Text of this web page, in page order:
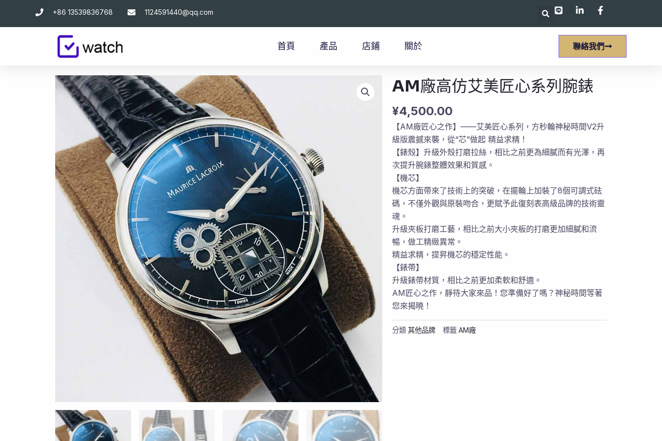
+86 13539836768 1124591440@qq.com
首頁 產品 店鋪 關於 聯絡我們
AM廠高仿艾美匠心系列腕錶
¥4,500.00
【AM廠匠心之作】——艾美匠心系列，方秒輪神秘時間V2升
級版震撼來襲，從“芯”做起 精益求精！
【錶殼】升級外殼打磨拉絲，相比之前更為細膩而有光澤，再
次提升腕錶整體效果和質感。
【機芯】
機芯方面帶來了技術上的突破，在擺輪上加裝了8個可調式砝
碼，不僅外觀與原裝吻合，更賦予此復刻表高級品牌的技術靈
魂。
升級夾板打磨工藝，相比之前大小夾板的打磨更加細膩和流
暢，做工精緻異常。
精益求精，提昇機芯的穩定性能。
【錶帶】
升級錶帶材質，相比之前更加柔軟和舒適。
AM匠心之作，靜待大家來品！您準備好了嗎？神秘時間等著
您來揭曉！
分類 其他品牌 標籤 AM廠